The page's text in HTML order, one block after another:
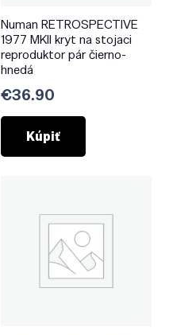
Numan RETROSPECTIVE
1977 MKII kryt na stojaci
reproduktor pár čierno-
hnedá
€36.90
Kúpiť